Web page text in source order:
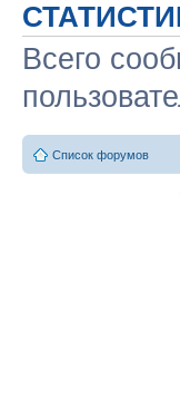
Всего
Список форумов